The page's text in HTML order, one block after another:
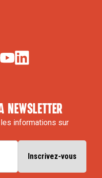
newsletter
informations sur